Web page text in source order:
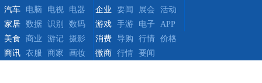
汽车
电脑 电视
电器
家居
数据 识别 数码
企业 要闻 展会
活动
游戏
手游 电子
APP
美食
商业 游记
摄影
商讯
衣服 商家 画妆
消费 导购 行情
价格
微商
行情 要闻